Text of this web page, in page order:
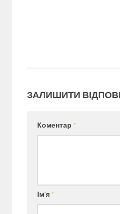
ЗАЛИШИТИ
Коментар *
Ім'я *